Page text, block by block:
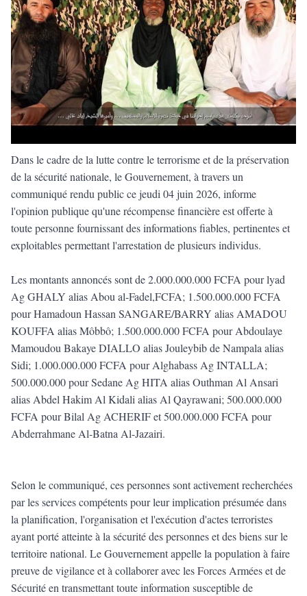
Dans le cadre de la lutte contre le terrorisme et de la préservation
de la sécurité nationale, le Gouvernement, à travers un
communiqué rendu public ce jeudi 04 juin 2026, informe
l'opinion publique qu'une récompense financière est offerte à
toute personne fournissant des informations fiables, pertinentes et
exploitables permettant l'arrestation de plusieurs individus.
Les montants annoncés sont de 2.000.000.000 FCFA pour lyad
Ag GHALY alias Abou al-Fadel,FCFA; 1.500.000.000 FCFA
pour Hamadoun Hassan SANGARE/BARRY alias AMADOU
KOUFFA alias Môbbô; 1.500.000.000 FCFA pour Abdoulaye
Mamoudou Bakaye DIALLO alias Jouleybib de Nampala alias
Sidi; 1.000.000.000 FCFA pour Alghabass Ag INTALLA;
500.000.000 pour Sedane Ag HITA alias Outhman Al Ansari
alias Abdel Hakim Al Kidali alias Al Qayrawani; 500.000.000
FCFA pour Bilal Ag ACHERIF et 500.000.000 FCFA pour
Abderrahmane Al-Batna Al-Jazairi.
Selon le communiqué, ces personnes sont activement recherchées
par les services compétents pour leur implication présumée dans
la planification, l'organisation et l'exécution d'actes terroristes
ayant porté atteinte à la sécurité des personnes et des biens sur le
territoire national. Le Gouvernement appelle la population à faire
preuve de vigilance et à collaborer avec les Forces Armées et de
Sécurité en transmettant toute information susceptible de